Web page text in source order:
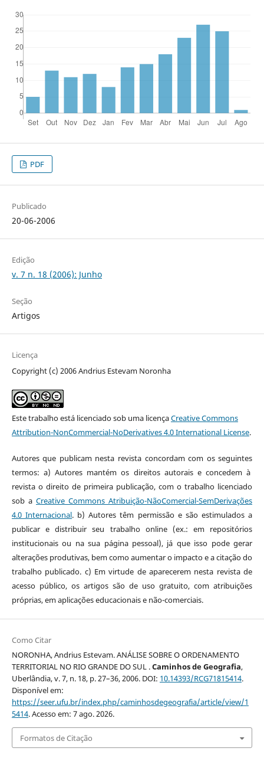
PDF
Publicado
20-06-2006
Edição
v. 7 n. 18 (2006): Junho
Seção
Artigos
Licença
Copyright (c) 2006 Andrius Estevam Noronha
Este trabalho está licenciado sob uma licençaCreative Commons
Attribution-NonCommercial-NoDerivatives 4.0 International License.
Autores que publicam nesta revista concordam com os seguintes
termos: a) Autores mantém os direitos autorais e concedem à
revista o direito de primeira publicação, com o trabalho licenciado
sob a Creative Commons Atribuição-NãoComercial-SemDerivações
4.0 Internacional. b) Autores têm permissão e são estimulados a
publicar e distribuir seu trabalho online (ex.: em repositórios
institucionais ou na sua página pessoal), já que isso pode gerar
alterações produtivas, bem como aumentar o impacto e a citação do
trabalho publicado. c) Em virtude de aparecerem nesta revista de
acesso público, os artigos são de uso gratuito, com atribuições
próprias, em aplicações educacionais e não-comerciais.
Como Citar
NORONHA, Andrius Estevam. ANÁLISE SOBRE O ORDENAMENTO
TERRITORIAL NO RIO GRANDE DO SUL .Caminhos de Geografia,
Uberlândia, v. 7, n. 18, p. 27–36, 2006. DOI: 10.14393/RCG71815414.
Disponível em:
https://seer.ufu.br/index.php/caminhosdegeografia/article/view/1
5414. Acesso em: 7 ago. 2026.
Formatos de Citação